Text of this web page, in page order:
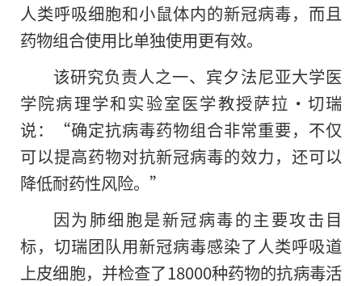
人类呼吸细胞和小鼠体内的新冠病毒，而且
药物组合使用比单独使用更有效。
该研究负责人之一、宾夕法尼亚大学医
学院病理学和实验室医学教授萨拉·切瑞
说：“确定抗病毒药物组合非常重要，不仅
可以提高药物对抗新冠病毒的效力，还可以
降低耐药性风险。”
因为肺细胞是新冠病毒的主要攻击目
标，切瑞团队用新冠病毒感染了人类呼吸道
上皮细胞，并检查了18000种药物的抗病毒活